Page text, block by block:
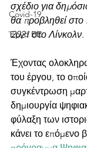
Covid-19
Έργα ΕΕ
σχέδιο για
θα προβληθεί
2021 στο Λίνκολν.
Έχοντας
του έργου, το
συγκέντρωση
δημιουργία
φύλαξη των
κάνει το επόμενο